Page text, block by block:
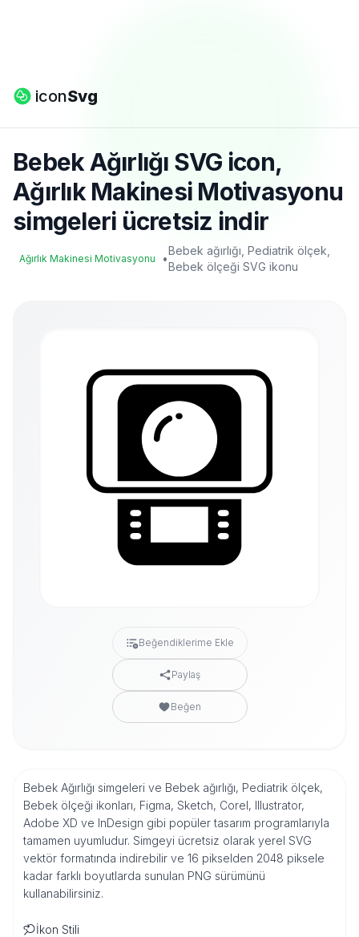
iconSvg
Bebek Ağırlığı SVG icon,
Ağırlık Makinesi Motivasyonu
simgeleri ücretsiz indir
Ağırlık Makinesi Motivasyonu •
Bebek ağırlığı, Pediatrik ölçek,
Bebek ölçeği SVG ikonu
Beğendiklerime Ekle
Paylaş
Beğen
Bebek Ağırlığı simgeleri ve Bebek ağırlığı, Pediatrik ölçek,
Bebek ölçeği ikonları, Figma, Sketch, Corel, Illustrator,
Adobe XD ve InDesign gibi popüler tasarım programlarıyla
tamamen uyumludur. Simgeyi ücretsiz olarak yerel SVG
vektör formatında indirebilir ve 16 pikselden 2048 piksele
kadar farklı boyutlarda sunulan PNG sürümünü
kullanabilirsiniz.
İkon Stili